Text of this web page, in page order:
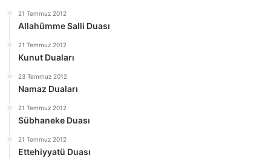
21 Temmuz 2012
Allahümme Salli Duası
21 Temmuz 2012
Kunut Duaları
23 Temmuz 2012
Namaz Duaları
21 Temmuz 2012
Sübhaneke Duası
21 Temmuz 2012
Ettehiyyatü Duası